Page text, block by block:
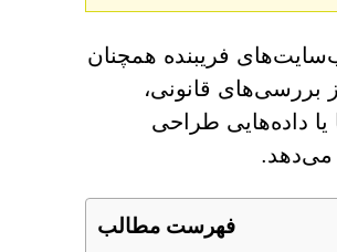
فریبنده همچنان
بررسی‌های قانونی،
داده‌هایی طراحی
می‌دهد.
فهرست مطالب